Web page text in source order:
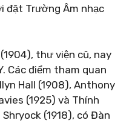
đặt Trường Âm nhạc
thư viện cũ, nay
Các điểm tham quan
Hall (1908), Anthony
(1925) và Thính
(1918), có Đàn